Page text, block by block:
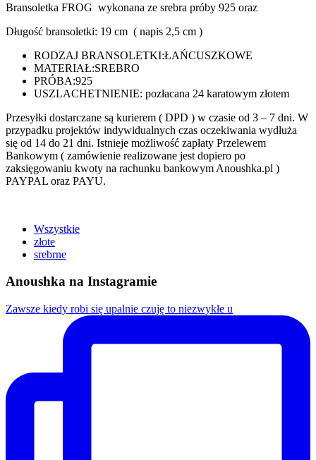
Bransoletka FROG wykonana ze srebra próby 925 oraz
Długość bransoletki: 19 cm ( napis 2,5 cm )
RODZAJ BRANSOLETKI:ŁAŃCUSZKOWE
MATERIAŁ:SREBRO
PRÓBA:925
USZLACHETNIENIE: pozłacana 24 karatowym złotem
Przesyłki dostarczane są kurierem ( DPD ) w czasie od 3 – 7 dni. W
przypadku projektów indywidualnych czas oczekiwania wydłuża
się od 14 do 21 dni. Istnieje możliwość zapłaty Przelewem
Bankowym ( zamówienie realizowane jest dopiero po
zaksięgowaniu kwoty na rachunku bankowym Anoushka.pl )
PAYPAL oraz PAYU.
Wszystkie
złote
srebrne
Anoushka na Instagramie
Zawsze kiedy robi się upalnie czuję to niezwykłe u